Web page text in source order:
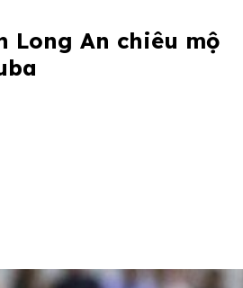
Long An chiêu mộ